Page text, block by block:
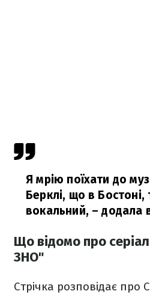
Я мрію поїхати до
Берклі, що в
вокальний, – додала
Що відомо про серіал
ЗНО"
Стрічка розповідає